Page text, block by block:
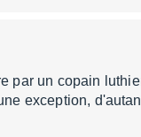
par un copain
exception,